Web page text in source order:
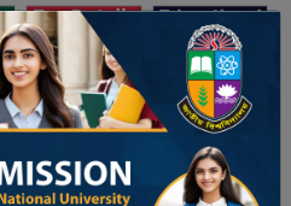
অনার্স ভর্তি প্রফেশনাল অনার্স